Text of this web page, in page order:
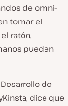
de omni-
tomar el
ratón,
pueden
de
dice que